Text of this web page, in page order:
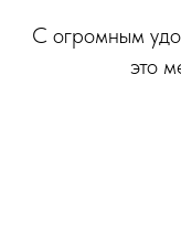
С огромным
это